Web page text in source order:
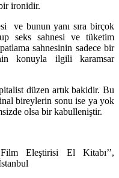
ironidir.
ve bunun yanı sıra birçok
seks sahnesi ve tüketim
sahnesinin sadece bir
konuyla ilgili karamsar
düzen artık bakidir. Bu
bireylerin sonu ise ya yok
olsa bir kabulleniştir.
Eleştirisi El Kitabı’’,